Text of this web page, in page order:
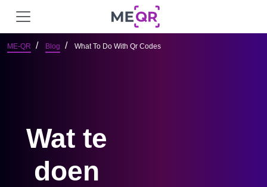
ME-QR Blog What To Do With Qr Codes
Wat te
doen